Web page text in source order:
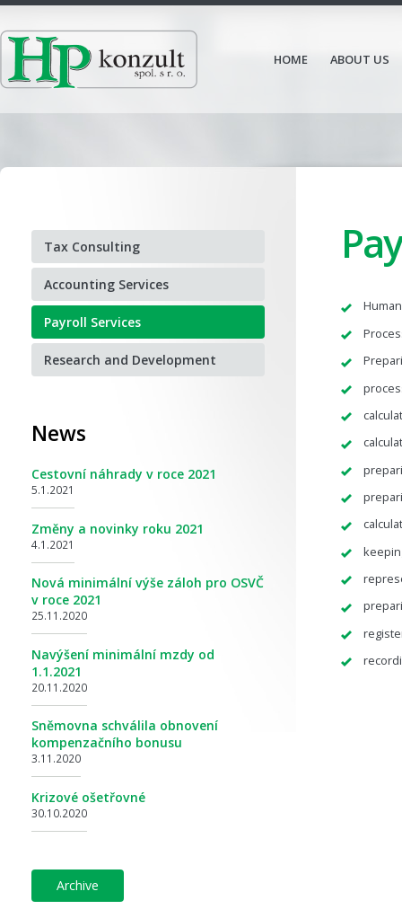
HOME ABOUT US
Tax Consulting
Accounting Services
Payroll Services
Research and Development
News
Cestovní náhrady v roce 2021
5.1.2021
Změny a novinky roku 2021
4.1.2021
Nová minimální výše záloh pro OSVČ
v roce 2021
25.11.2020
Navýšení minimální mzdy od
1.1.2021
20.11.2020
Sněmovna schválila obnovení
kompenzačního bonusu
3.11.2020
Krizové ošetřovné
30.10.2020
archive